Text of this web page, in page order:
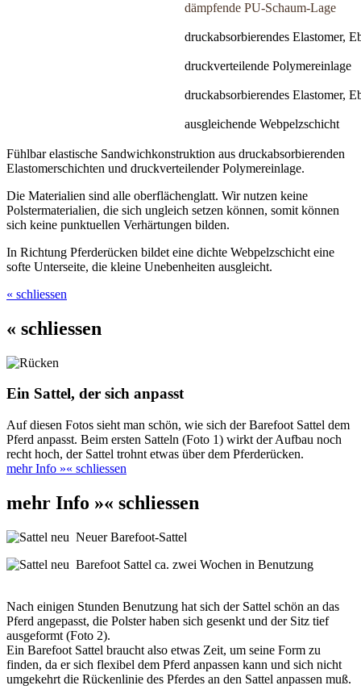
dämpfende PU-Schaum-Lage
druckabsorbierendes Elastomer,
druckverteilende Polymereinlage
druckabsorbierendes Elastomer,
ausgleichende Webpelzschicht
Fühlbar elastische Sandwichkonstruktion aus druckabsorbierenden
Elastomerschichten und druckverteilender Polymereinlage.
Die Materialien sind alle oberflächenglatt. Wir nutzen keine
Polstermaterialien, die sich ungleich setzen können, somit können
sich keine punktuellen Verhärtungen bilden.
In Richtung Pferderücken bildet eine dichte Webpelzschicht eine
softe Unterseite, die kleine Unebenheiten ausgleicht.
« schliessen
« schliessen
Ein Sattel, der sich anpasst
Auf diesen Fotos sieht man schön, wie sich der Barefoot Sattel dem
Pferd anpasst. Beim ersten Satteln (Foto 1) wirkt der Aufbau noch
recht hoch, der Sattel trohnt etwas über dem Pferderücken.
mehr Info »« schliessen
mehr Info »« schliessen
Neuer Barefoot-Sattel
Barefoot Sattel ca. zwei Wochen in Benutzung
Nach einigen Stunden Benutzung hat sich der Sattel schön an das
Pferd angepasst, die Polster haben sich gesenkt und der Sitz tief
ausgeformt (Foto 2).
Ein Barefoot Sattel braucht also etwas Zeit, um seine Form zu
finden, da er sich flexibel dem Pferd anpassen kann und sich nicht
umgekehrt die Rückenlinie des Pferdes an den Sattel anpassen muß.